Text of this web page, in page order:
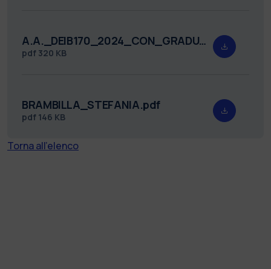
A.A._DEIB170_2024_CON_GRADUATORIA_firmato.pdf
pdf 320 KB
BRAMBILLA_STEFANIA.pdf
pdf 146 KB
Torna all'elenco